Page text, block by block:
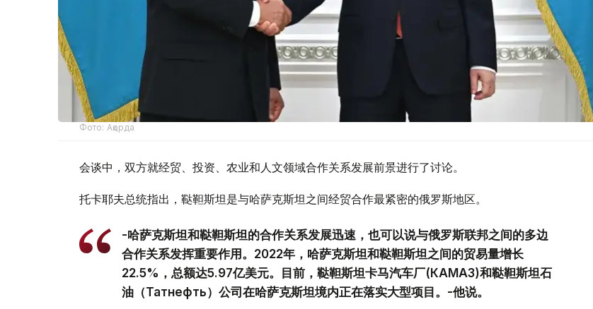
Фото: Ақорда
会谈中，双方就经贸、投资、农业和人文领域合作关系发展前景进行了讨论。
托卡耶夫总统指出，鞑靼斯坦是与哈萨克斯坦之间经贸合作最紧密的俄罗斯地区。
-哈萨克斯坦和鞑靼斯坦的合作关系发展迅速，也可以说与俄罗斯联邦之间的多边
合作关系发挥重要作用。2022年，哈萨克斯坦和鞑靼斯坦之间的贸易量增长
22.5%，总额达5.97亿美元。目前，鞑靼斯坦卡马汽车厂(КАМАЗ)和鞑靼斯坦石
油（Татнефть）公司在哈萨克斯坦境内正在落实大型项目。-他说。